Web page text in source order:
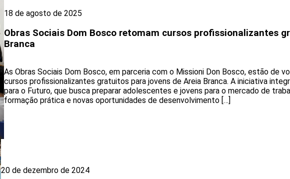
18 de agosto de 2025
Obras Sociais Dom Bosco retomam cursos profissionalizantes
Branca
As Obras Sociais Dom Bosco, em parceria com o Missioni Don Bosco, estão de
cursos profissionalizantes gratuitos para jovens de Areia Branca. A iniciativa
para o Futuro, que busca preparar adolescentes e jovens para o mercado de
formação prática e novas oportunidades de desenvolvimento […]
20 de dezembro de 2024